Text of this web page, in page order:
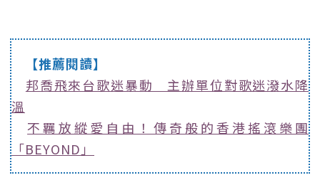
【推薦閱讀】
邦喬飛來台歌迷暴動 主辦單位對歌迷潑水降
溫
不羈放縱愛自由！傳奇般的香港搖滾樂團
「BEYOND」